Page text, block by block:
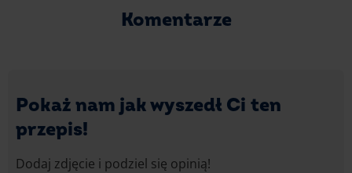
Komentarze
Pokaż nam jak wyszedł Ci ten
przepis!
Dodaj zdjęcie i podziel się opinią!